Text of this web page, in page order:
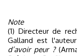
Note
(1) Directeur de
Galland est
d’avoir peur ?